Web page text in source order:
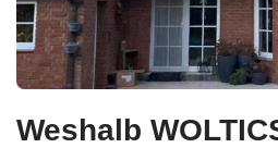
Weshalb